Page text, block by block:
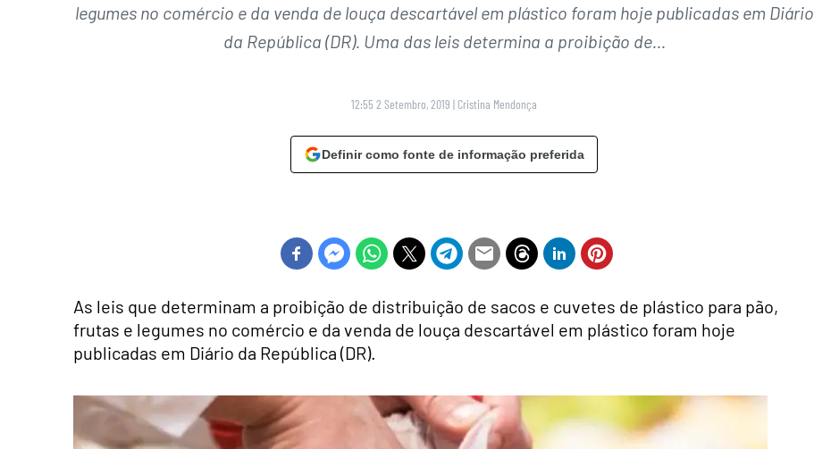
legumes no comércio e da venda de louça descartável em plástico foram hoje publicadas em Diário
da República (DR). Uma das leis determina a proibição de…
12:55 2 Setembro, 2019 | Cristina Mendonça
Definir como fonte de informação preferida
As leis que determinam a proibição de distribuição de sacos e cuvetes de plástico para pão,
frutas e legumes no comércio e da venda de louça descartável em plástico foram hoje
publicadas em Diário da República (DR).